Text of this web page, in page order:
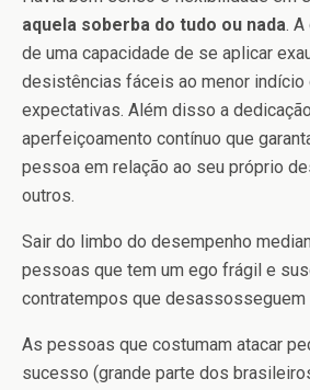
aquela soberba do tudo ou nada.
de uma capacidade de se aplicar
desistências fáceis ao menor indício
expectativas. Além disso a
aperfeiçoamento contínuo que
pessoa em relação ao seu próprio
outros.
Sair do limbo do desempenho
pessoas que tem um ego frágil e
contratempos que desassosseguem
As pessoas que costumam atacar
sucesso (grande parte dos